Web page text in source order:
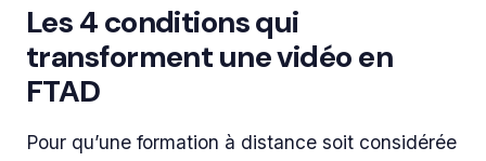
Les 4 conditions qui
transforment une vidéo en
FTAD
Pour qu’une formation à distance soit considérée